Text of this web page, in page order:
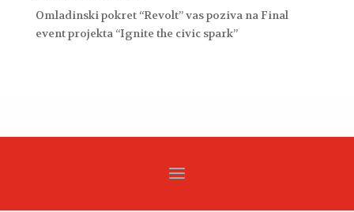
Omladinski pokret “Revolt” vas poziva na Final
event projekta “Ignite the civic spark”